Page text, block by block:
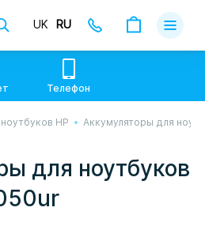
працюємо. Надсилаємо
у звичному графіку
Якщо буде затримка
у нас лунає повітряна
зі сховища і
UK RU
Доставка
Контакты
Телефон
HP Аккумуляторы для
для ноутбуков